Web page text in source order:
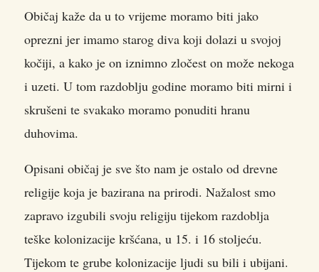
Običaj kaže da u to vrijeme moramo biti jako
oprezni jer imamo starog diva koji dolazi u svojoj
kočiji, a kako je on iznimno zločest on može nekoga
i uzeti. U tom razdoblju godine moramo biti mirni i
skrušeni te svakako moramo ponuditi hranu
duhovima.
Opisani običaj je sve što nam je ostalo od drevne
religije koja je bazirana na prirodi. Nažalost smo
zapravo izgubili svoju religiju tijekom razdoblja
teške kolonizacije kršćana, u 15. i 16 stoljeću.
Tijekom te grube kolonizacije ljudi su bili i ubijani.